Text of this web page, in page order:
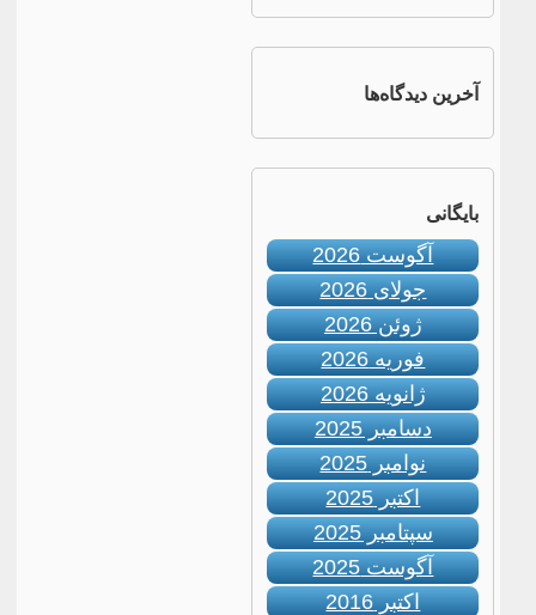
آخرین دیدگاه‌ها
بایگانی
آگوست 2026
جولای 2026
ژوئن 2026
فوریه 2026
ژانویه 2026
دسامبر 2025
نوامبر 2025
اکتبر 2025
سپتامبر 2025
آگوست 2025
اکتبر 2016